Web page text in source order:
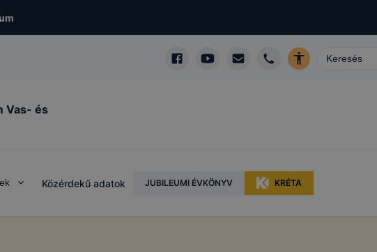
Vas- és
Közérdekű adatok JUBILEUMI ÉVKÖNYV KRÉTA